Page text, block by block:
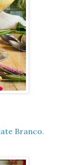
Branco.